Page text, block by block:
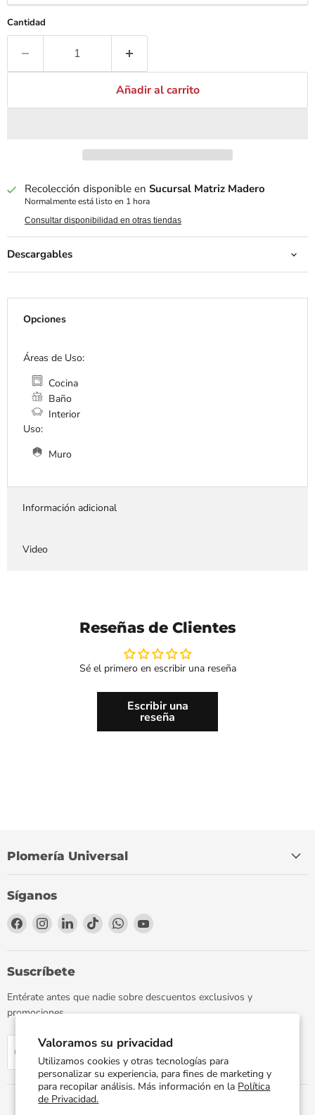
Valoramos su privacidad
Utilizamos cookies y otras tecnologías para
personalizar su experiencia, para fines de marketing y
para recopilar análisis. Más información en la Política
de Privacidad.
Cantidad
Añadir al carrito
Recolección disponible en Sucursal Matriz Madero
Normalmente está listo en 1 hora
Consultar disponibilidad en otras tiendas
Descargables
Opciones
Áreas de Uso:
Cocina
Baño
Interior
Uso:
Muro
Información adicional
Video
Reseñas de Clientes
Sé el primero en escribir una reseña
Escribir una
reseña
Plomería Universal
Síganos
Encuéntrenos
en
Facebook
Encuéntrenos
en
Instagram
Encuéntrenos
en
LinkedIn
Encuéntrenos
en
TikTok
Encuéntrenos
en
WhatsApp
Encuéntrenos
YouTube
Suscríbete
Entérate antes que nadie sobre descuentos exclusivos y
promociones.
Correo electrónico